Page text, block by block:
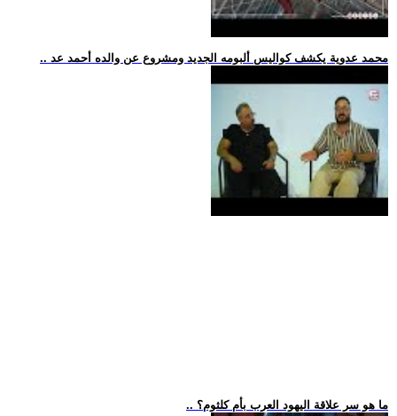
.. محمد عدوية يكشف كواليس ألبومه الجديد ومشروع عن والده أحمد عد
.. ما هو سر علاقة اليهود العرب بأم كلثوم؟